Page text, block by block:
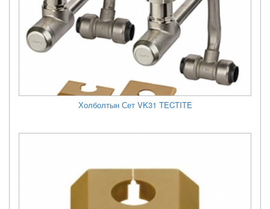
Холболтын Сет VK31 TECTITE